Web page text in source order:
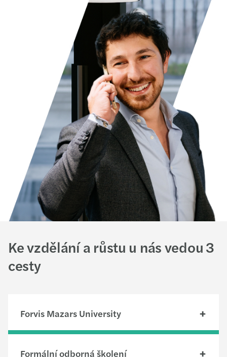
Ke vzdělání a růstu u nás vedou 3
cesty
Forvis Mazars University
Naši lidé patří k nejlepším odborníkům v oboru. Kdo
Formální odborná školení